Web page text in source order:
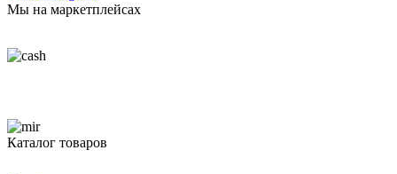
Мы на маркетплейсах
Каталог товаров